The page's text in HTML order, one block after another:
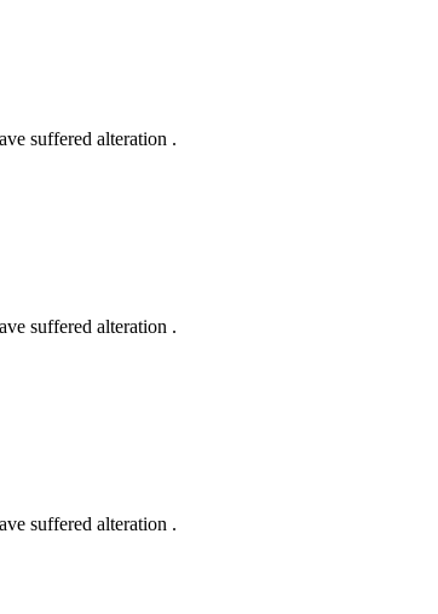
suffered alteration .
suffered alteration .
suffered alteration .